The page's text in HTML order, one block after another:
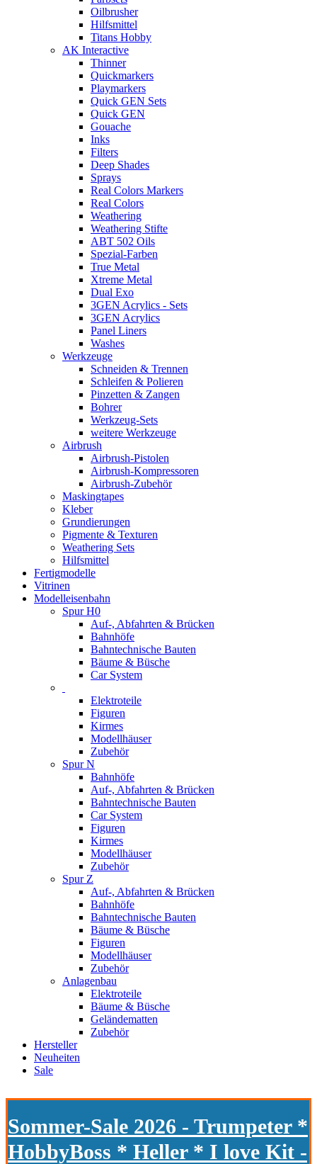
Oilbrusher
Hilfsmittel
Titans Hobby
AK Interactive
Thinner
Quickmarkers
Playmarkers
Quick GEN Sets
Quick GEN
Gouache
Inks
Filters
Deep Shades
Sprays
Real Colors Markers
Real Colors
Weathering
Weathering Stifte
ABT 502 Oils
Spezial-Farben
True Metal
Xtreme Metal
Dual Exo
3GEN Acrylics - Sets
3GEN Acrylics
Panel Liners
Washes
Werkzeuge
Schneiden & Trennen
Schleifen & Polieren
Pinzetten & Zangen
Bohrer
Werkzeug-Sets
weitere Werkzeuge
Airbrush
Airbrush-Pistolen
Airbrush-Kompressoren
Airbrush-Zubehör
Maskingtapes
Kleber
Grundierungen
Pigmente & Texturen
Weathering Sets
Hilfsmittel
Fertigmodelle
Vitrinen
Modelleisenbahn
Spur H0
Auf-, Abfahrten & Brücken
Bahnhöfe
Bahntechnische Bauten
Bäume & Büsche
Car System
Elektroteile
Figuren
Kirmes
Modellhäuser
Zubehör
Spur N
Bahnhöfe
Auf-, Abfahrten & Brücken
Bahntechnische Bauten
Car System
Figuren
Kirmes
Modellhäuser
Zubehör
Spur Z
Auf-, Abfahrten & Brücken
Bahnhöfe
Bahntechnische Bauten
Bäume & Büsche
Figuren
Modellhäuser
Zubehör
Anlagenbau
Elektroteile
Bäume & Büsche
Geländematten
Zubehör
Hersteller
Neuheiten
Sale
Sommer-Sale 2026 - Trumpeter *
HobbyBoss * Heller * I love Kit -